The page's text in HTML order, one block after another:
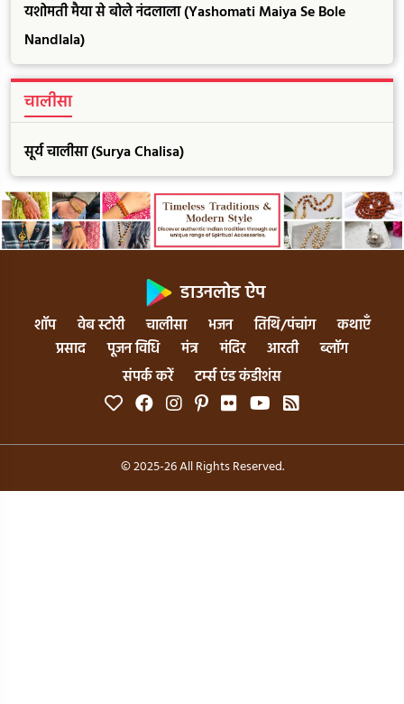
यशोमती मैया से बोले नंदलाला (Yashomati Maiya Se Bole
Nandlala)
चालीसा
सूर्य चालीसा (Surya Chalisa)
डाउनलोड ऐप
शॉप वेब स्टोरी चालीसा भजन तिथि/पंचांग
कथाएँ
प्रसाद
पूजन विधि मंत्र मंदिर आरती
ब्लॉग
संपर्क करें
टर्म्स एंड कंडीशंस
© 2025-26 All Rights Reserved.